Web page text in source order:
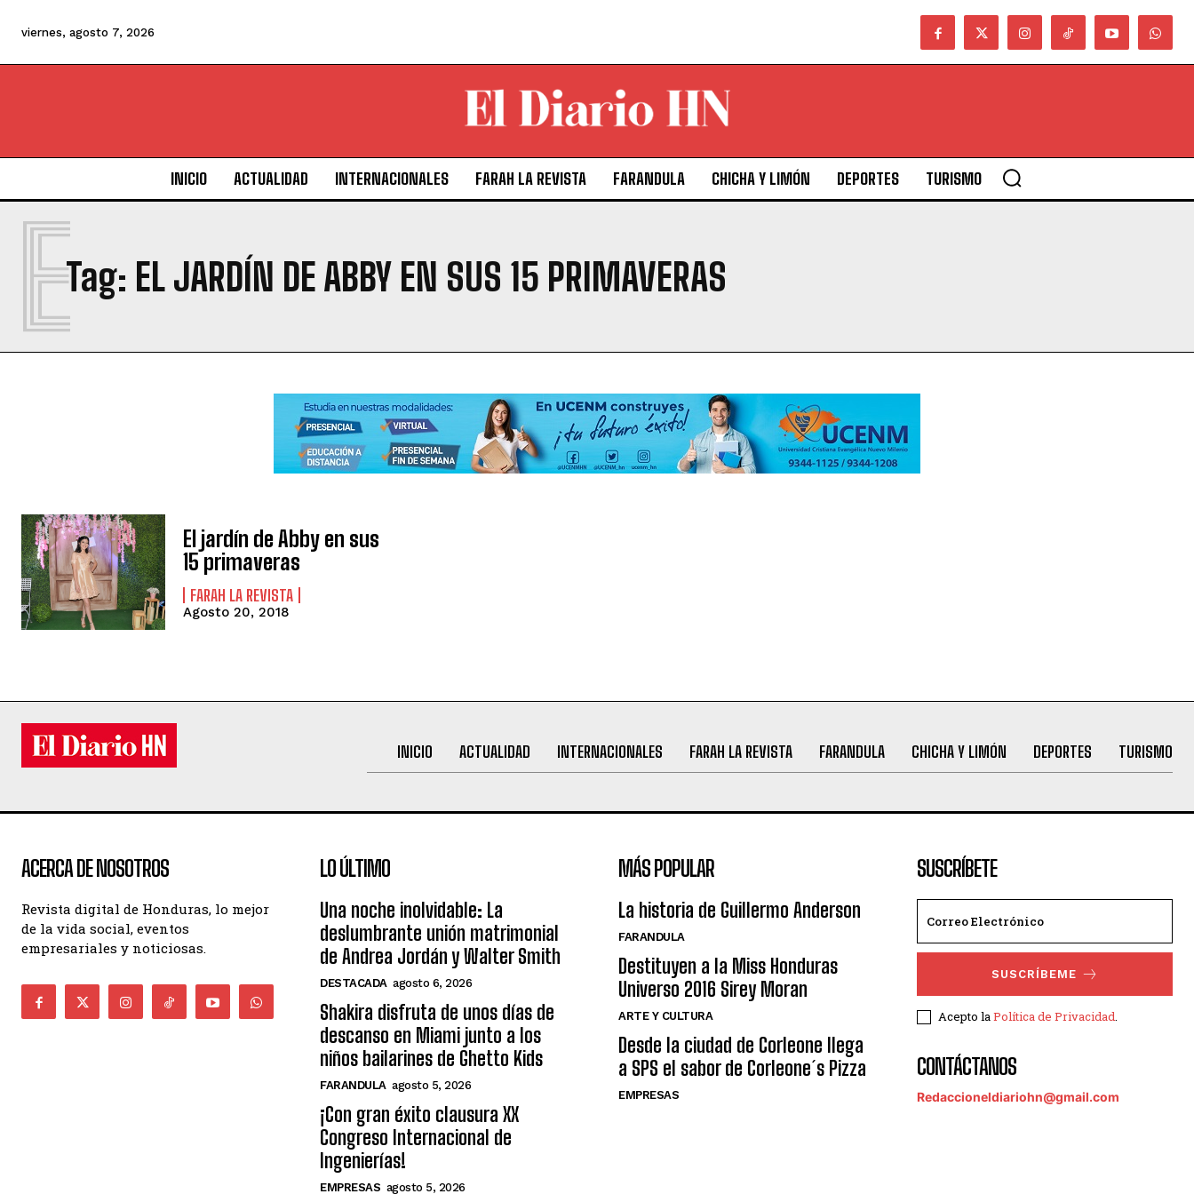
viernes, agosto 7, 2026
INICIO ACTUALIDAD INTERNACIONALES FARAH LA REVISTA FARANDULA CHICHA Y LIMÓN DEPORTES TURISMO
Tag: EL JARDÍN DE ABBY EN SUS 15 PRIMAVERAS
E
El jardín de Abby en sus
15 primaveras
FARAH LA REVISTA
Agosto 20, 2018
INICIO ACTUALIDAD INTERNACIONALES FARAH LA REVISTA FARANDULA CHICHA Y LIMÓN DEPORTES TURISMO
ACERCA DE NOSOTROS
Revista digital de Honduras, lo mejor
de la vida social, eventos
empresariales y noticiosas.
LO ÚLTIMO
Una noche inolvidable: La
deslumbrante unión matrimonial
de Andrea Jordán y Walter Smith
DESTACADA agosto 6, 2026
Shakira disfruta de unos días de
descanso en Miami junto a los
niños bailarines de Ghetto Kids
FARANDULA agosto 5, 2026
¡Con gran éxito clausura XX
Congreso Internacional de
Ingenierías!
EMPRESAS agosto 5, 2026
MÁS POPULAR
La historia de Guillermo Anderson
FARANDULA
Destituyen a la Miss Honduras
Universo 2016 Sirey Moran
ARTE Y CULTURA
Desde la ciudad de Corleone llega
a SPS el sabor de Corleone´s Pizza
EMPRESAS
SUSCRÍBETE
SUSCRÍBEME
Acepto laPolítica de Privacidad.
CONTÁCTANOS
Redaccioneldiariohn@gmail.com